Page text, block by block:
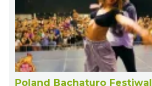
Poland Bachaturo Festiwal